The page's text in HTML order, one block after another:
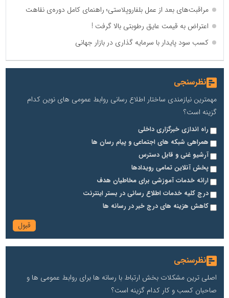
مراقبت‌های بعد از عمل بلفاروپلاستی؛ راهنمای کامل دوره‌ی نقاهت
اعتراض به قیمت عایق رطوبتی بالا گرفت !
کسب سود پایدار با سرمایه‌ گذاری در بازار جهانی
نظرسنجی
مهمترین نیازمندی ساختار اطلاع رسانی روابط عمومی های نوین کدام
گزینه است؟
راه اندازی خبرگزاری داخلی
همراهی شبکه های اجتماعی و پیام رسان ها
آرشیو غنی و قابل دسترس
پخش آنلاین تمامی رویدادها
ارائه خدمات آموزشی برای مخاطیان هدف
درج کلیه خدمات اطلاع رسانی در بستر اینترنت
کاهش هزینه های درج خبر در رسانه ها
نظرسنجی
اصلی ترین مشکلات بخش ارتباط با رسانه ها برای روابط عمومی ها و
صاحبان کسب و کار کدام گزینه است؟